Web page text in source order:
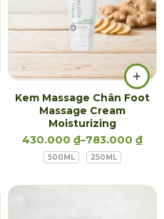
Kem Massage Chân Foot
Massage Cream
Moisturizing
430.000 ₫–783.000 ₫
500ML 250ML